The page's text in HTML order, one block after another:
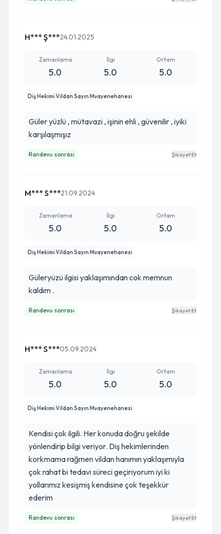
H*** Ş***24.01.2025
Zamanlama
5.0
İlgi
5.0
Ortam
5.0
Diş Hekimi Vildan Sayın Muayenehanesi
Güler yüzlü , mütavazi , işinin ehli , güvenilir , iyiki
karşılaşmışız
Randevu sonrası Şikayet Et
M*** S***21.09.2024
Zamanlama
5.0
İlgi
5.0
Ortam
5.0
Diş Hekimi Vildan Sayın Muayenehanesi
Güleryüzü ilgisi yaklaşımından cok memnun
kaldım .
Randevu sonrası Şikayet Et
H*** S***05.09.2024
Zamanlama
5.0
İlgi
5.0
Ortam
5.0
Diş Hekimi Vildan Sayın Muayenehanesi
Kendisi çok ilgili. Her konuda doğru şekilde
yönlendirip bilgi veriyor. Diş hekimlerinden
korkmama rağmen vildan hanımın yaklaşımıyla
çok rahat bi tedavi süreci geçiriyorum iyi ki
yollarımız kesişmiş kendisine çok teşekkür
ederim
Randevu sonrası Şikayet Et